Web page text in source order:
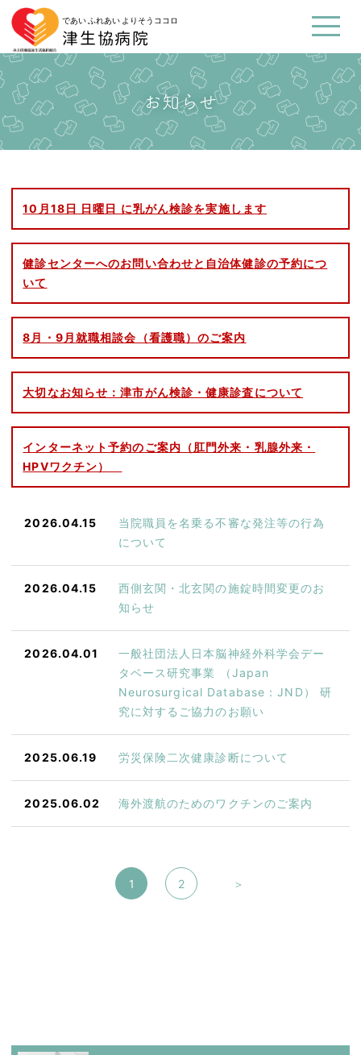
であい ふれあい よりそうココロ
津生協病院
お知らせ
10月18日 日曜日 に乳がん検診を実施します
健診センターへのお問い合わせと自治体健診の予約につ
いて
8月・9月就職相談会（看護職）のご案内
大切なお知らせ：津市がん検診・健康診査について
インターネット予約のご案内（肛門外来・乳腺外来・
HPVワクチン）
2026.04.15
当院職員を名乗る不審な発注等の行為
について
2026.04.15
西側玄関・北玄関の施錠時間変更のお
知らせ
2026.04.01
一般社団法人日本脳神経外科学会デー
タベース研究事業 （Japan
Neurosurgical Database：JND） 研
究に対するご協力のお願い
2025.06.19 労災保険二次健康診断について
2025.06.02 海外渡航のためのワクチンのご案内
1 2 ＞